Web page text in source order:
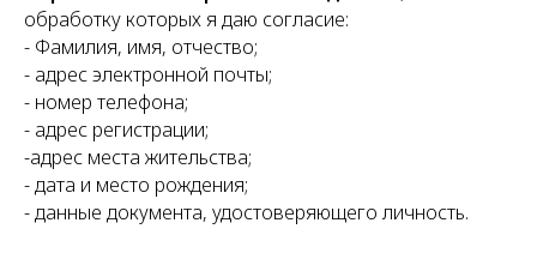
обработку которых я даю согласие:
- Фамилия, имя, отчество;
- адрес электронной почты;
- номер телефона;
- адрес регистрации;
-адрес места жительства;
- дата и место рождения;
- данные документа, удостоверяющего личность.